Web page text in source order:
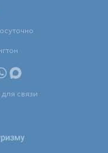
для связи